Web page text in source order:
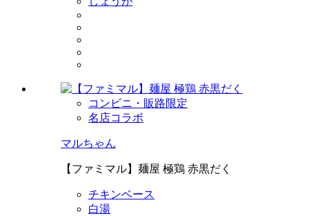
コンビニ・販路限定
名店コラボ
マルちゃん
【ファミマル】麺屋 極鶏 赤黒だく
チキンベース
白湯